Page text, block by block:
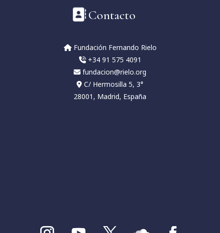
Contacto
Fundación Fernando Rielo
+34 91 575 4091
fundacion@rielo.org
C/ Hermosilla 5, 3°
28001, Madrid, España